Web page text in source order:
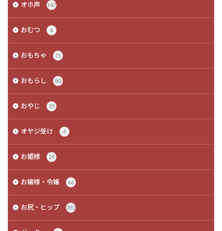
オホ声 147
おむつ 4
おもちゃ 71
おもらし 80
おやじ 35
オヤジ受け 6
お姫様 29
お嬢様・令嬢 66
お尻・ヒップ 392